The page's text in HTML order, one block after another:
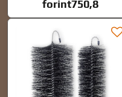
forint750,8